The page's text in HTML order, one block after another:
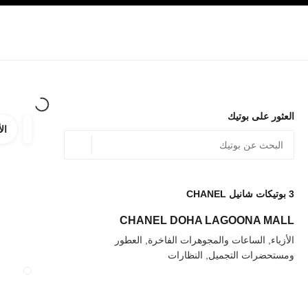
العثور على بوتيك
3 بوتيكات شانيل CHANEL
عودة إلى المرشحات
CHANEL DOHA LAGOONA MALL
الأزياء, الساعات والمجوهرات الفاخرة, العطور
ومستحضرات التجميل, النظارات